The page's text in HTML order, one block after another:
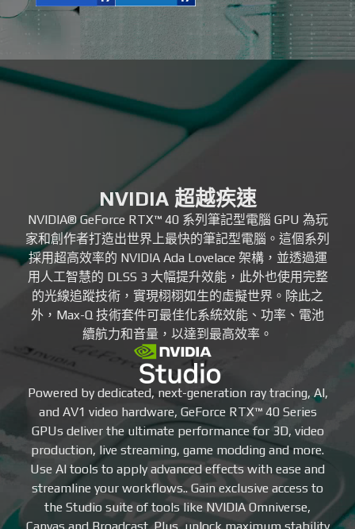
NVIDIA 超越疾速
NVIDIA® GeForce RTX™ 40 系列筆記型電腦 GPU 為玩
家和創作者打造出世界上最快的筆記型電腦。這個系列
採用超高效率的 NVIDIA Ada Lovelace 架構，並透過運
用人工智慧的 DLSS 3 大幅提升效能，此外也使用完整
的光線追蹤技術，實現栩栩如生的虛擬世界。除此之
外，Max-Q 技術套件可最佳化系統效能、功率、電池
續航力和音量，以達到最高效率。
Powered by dedicated, next-generation ray tracing, AI,
and AV1 video hardware, GeForce RTX™ 40 Series
GPUs deliver the ultimate performance for 3D, video
production, live streaming, game modding and more.
Use AI tools to apply advanced effects with ease and
streamline your workflows.. Gain exclusive access to
the Studio suite of tools like NVIDIA Omniverse,